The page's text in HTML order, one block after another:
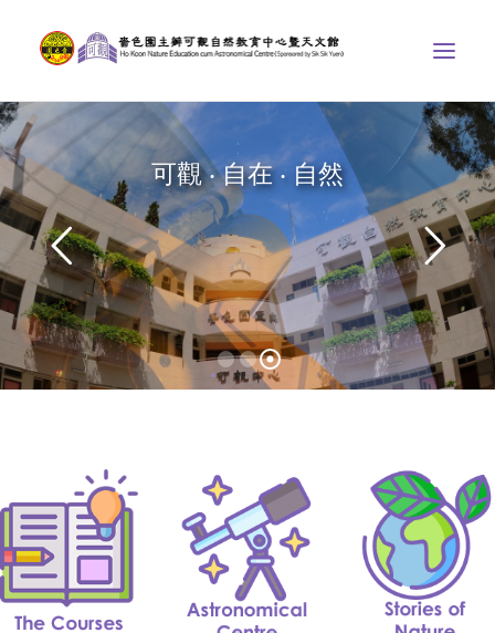
ABOUT US
THE COURSES
ASTRONOMICAL CENTRE
STORIES OF NATURE
COMPETITIONS/PROJECTS
CONTACT
SEARCH
SOCIAL MEDIA
TEXT SIZE
可觀 ‧ 自在 ‧ 自然